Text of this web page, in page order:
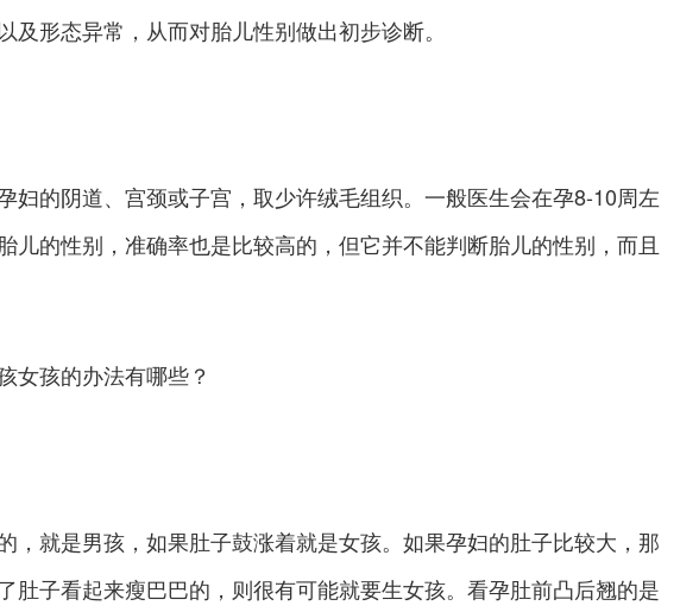
及形态异常，从而对胎儿性别做出初步诊断。
妇的阴道、宫颈或子宫，取少许绒毛组织。一般医生会在孕8-10周左
儿的性别，准确率也是比较高的，但它并不能判断胎儿的性别，而且
孩的办法有哪些？
就是男孩，如果肚子鼓涨着就是女孩。如果孕妇的肚子比较大，那
肚子看起来瘦巴巴的，则很有可能就要生女孩。看孕肚前凸后翘的是